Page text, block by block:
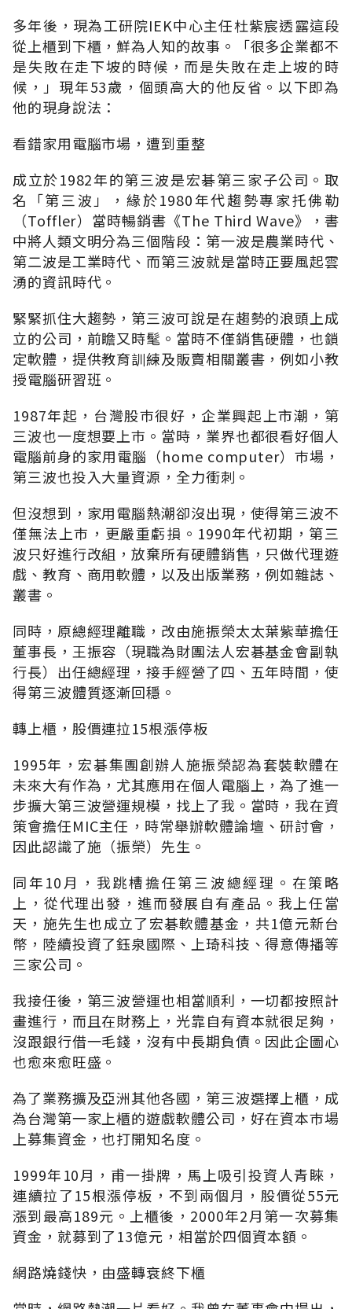
多年後，現為工研院IEK中心主任杜紫宸透露這段
從上櫃到下櫃，鮮為人知的故事。「很多企業都不
是失敗在走下坡的時候，而是失敗在走上坡的時
候，」現年53歲，個頭高大的他反省。以下即為
他的現身說法：
看錯家用電腦市場，遭到重整
成立於1982年的第三波是宏碁第三家子公司。取
名「第三波」，緣於1980年代趨勢專家托佛勒
（Toffler）當時暢銷書《The Third Wave》，書
中將人類文明分為三個階段：第一波是農業時代、
第二波是工業時代、而第三波就是當時正要風起雲
湧的資訊時代。
緊緊抓住大趨勢，第三波可說是在趨勢的浪頭上成
立的公司，前瞻又時髦。當時不僅銷售硬體，也鎖
定軟體，提供教育訓練及販賣相關叢書，例如小教
授電腦研習班。
1987年起，台灣股巿很好，企業興起上市潮，第
三波也一度想要上巿。當時，業界也都很看好個人
電腦前身的家用電腦（home computer）巿場，
第三波也投入大量資源，全力衝刺。
但沒想到，家用電腦熱潮卻沒出現，使得第三波不
僅無法上巿，更嚴重虧損。1990年代初期，第三
波只好進行改組，放棄所有硬體銷售，只做代理遊
戲、教育、商用軟體，以及出版業務，例如雜誌、
叢書。
同時，原總經理離職，改由施振榮太太葉紫華擔任
董事長，王振容（現職為財團法人宏碁基金會副執
行長）出任總經理，接手經營了四、五年時間，使
得第三波體質逐漸回穩。
轉上櫃，股價連拉15根漲停板
1995年，宏碁集團創辦人施振榮認為套裝軟體在
未來大有作為，尤其應用在個人電腦上，為了進一
步擴大第三波營運規模，找上了我。當時，我在資
策會擔任MIC主任，時常舉辦軟體論壇、研討會，
因此認識了施（振榮）先生。
同年10月，我跳槽擔任第三波總經理。在策略
上，從代理出發，進而發展自有產品。我上任當
天，施先生也成立了宏碁軟體基金，共1億元新台
幣，陸續投資了鈺泉國際、上琦科技、得意傳播等
三家公司。
我接任後，第三波營運也相當順利，一切都按照計
畫進行，而且在財務上，光靠自有資本就很足夠，
沒跟銀行借一毛錢，沒有中長期負債。因此企圖心
也愈來愈旺盛。
為了業務擴及亞洲其他各國，第三波選擇上櫃，成
為台灣第一家上櫃的遊戲軟體公司，好在資本巿場
上募集資金，也打開知名度。
1999年10月，甫一掛牌，馬上吸引投資人青睞，
連續拉了15根漲停板，不到兩個月，股價從55元
漲到最高189元。上櫃後，2000年2月第一次募集
資金，就募到了13億元，相當於四個資本額。
網路燒錢快，由盛轉衰終下櫃